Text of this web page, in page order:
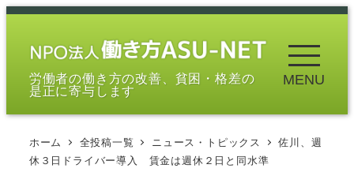
メ
労働者の働き方の改善、貧困・格差の
是正に寄与します
MENU
ホーム 全投稿一覧 ニュース・トピックス
佐川、週
休３日ドライバー導入 賃金は週休２日と同水準